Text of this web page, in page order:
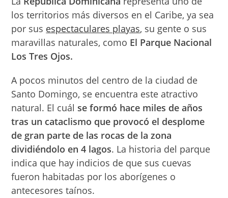
los territorios más diversos en el Caribe, ya sea
por sus espectaculares playas, su gente o sus
maravillas naturales, como El Parque Nacional
Los Tres Ojos.
A pocos minutos del centro de la ciudad de
Santo Domingo, se encuentra este atractivo
natural. El cuálse formó hace miles de años
tras un cataclismo que provocó el desplome
de gran parte de las rocas de la zona
dividiéndolo en 4 lagos. La historia del parque
indica que hay indicios de que sus cuevas
fueron habitadas por los aborígenes o
antecesores taínos.